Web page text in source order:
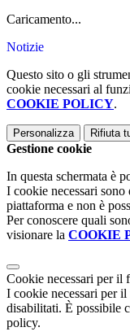
Caricamento...
Notizie
Questo sito o gli
cookie necessari al
COOKIE POLICY.
Personalizza Rifiuta
Gestione cookie
In questa schermata è
I cookie necessari
piattaforma e non è
Per conoscere quali
visionare la COOKIE
Cookie necessari per il
I cookie necessari per
disabilitati. È possibile
policy.